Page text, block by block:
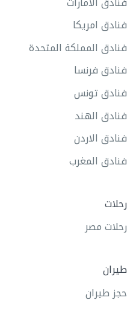
فنادق امريكا
فنادق المملكة المتحدة
فنادق فرنسا
فنادق تونس
فنادق الهند
فنادق الاردن
فنادق المغرب
رحلات
رحلات مصر
طيران
حجز طيران